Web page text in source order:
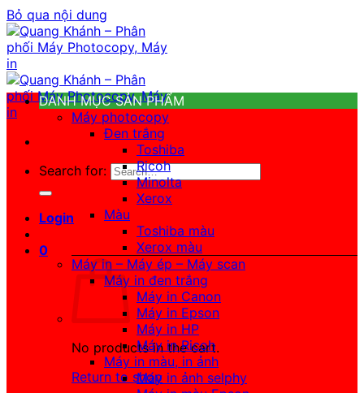
Bỏ qua nội dung
Search for:
Login
0
No products in the cart.
Return to shop
DANH MỤC SẢN PHẨM
Máy photocopy
Đen trắng
Toshiba
Ricoh
Minolta
Xerox
Màu
Toshiba màu
Xerox màu
Máy in – Máy ép – Máy scan
Máy in đen trắng
Máy in Canon
Máy in Epson
Máy in HP
Máy in Ricoh
Máy in màu, in ảnh
Máy in ảnh selphy